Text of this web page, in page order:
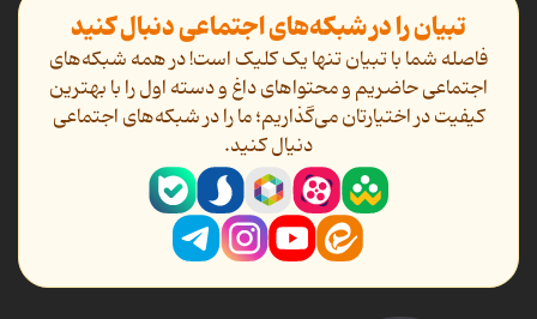
تبیان را در شبکه‌های اجتماعی دنبال کنید
فاصله شما با تبیان تنها یک کلیک است! در همه شبکه‌های
اجتماعی حاضریم و محتواهای داغ و دسته اول را با بهترین
کیفیت در اختیارتان می‌گذاریم؛ ما را در شبکه‌های اجتماعی
دنیال کنید.